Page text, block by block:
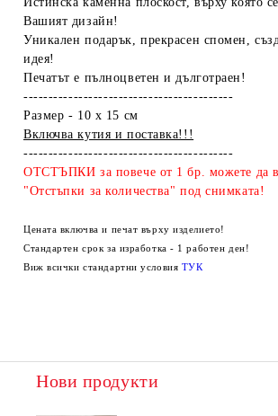
Вашият дизайн!
Уникален подарък, прекрасен спомен,
идея!
Печатът е пълноцветен и дълготраен!
------------------------------------------
Размер - 10 х 15 см
Включва кутия и поставка!!!
------------------------------------------
ОТСТЪПКИ за повече от 1 бр. можете да
"Отстъпки за количества" под снимката!
Цената включва и печат върху изделието!
Стандартен срок за изработка - 1 работен ден!
Виж всички стандартни условия ТУК
Нови продукти